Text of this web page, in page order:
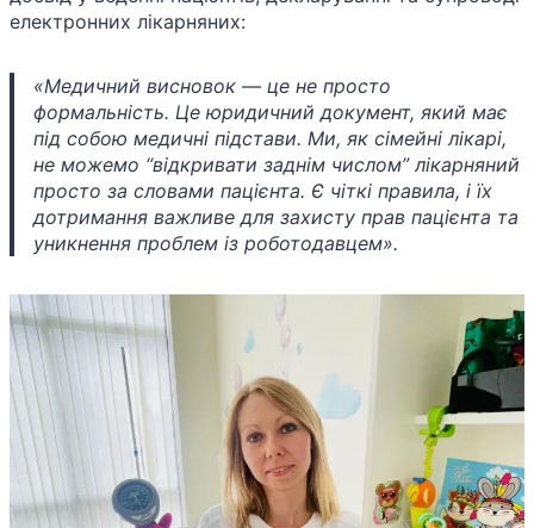
електронних лікарняних:
«Медичний висновок — це не просто
формальність. Це юридичний документ, який має
під собою медичні підстави. Ми, як сімейні лікарі,
не можемо “відкривати заднім числом” лікарняний
просто за словами пацієнта. Є чіткі правила, і їх
дотримання важливе для захисту прав пацієнта та
уникнення проблем із роботодавцем».